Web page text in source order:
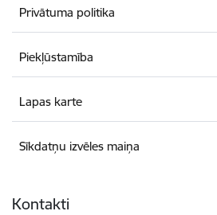
Privātuma politika
Piekļūstamība
Lapas karte
Sīkdatņu izvēles maiņa
Kontakti